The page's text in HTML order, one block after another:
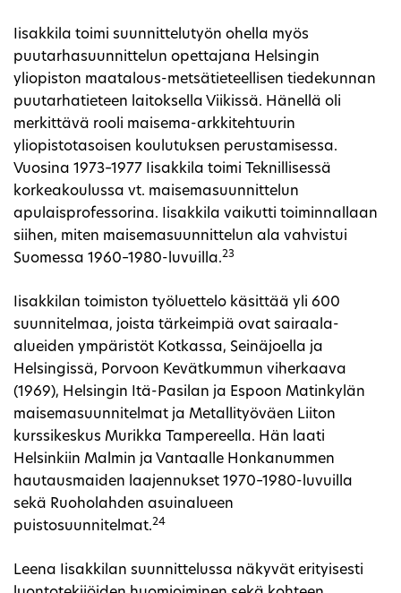
Iisakkila toimi suunnittelutyön ohella myös
puutarhasuunnittelun opettajana Helsingin
yliopiston maatalous-metsätieteellisen tiedekunnan
puutarhatieteen laitoksella Viikissä. Hänellä oli
merkittävä rooli maisema-arkkitehtuurin
yliopistotasoisen koulutuksen perustamisessa.
Vuosina 1973–1977 Iisakkila toimi Teknillisessä
korkeakoulussa vt. maisemasuunnittelun
apulaisprofessorina. Iisakkila vaikutti toiminnallaan
siihen, miten maisemasuunnittelun ala vahvistui
Suomessa 1960–1980-luvuilla.23
Iisakkilan toimiston työluettelo käsittää yli 600
suunnitelmaa, joista tärkeimpiä ovat sairaala-
alueiden ympäristöt Kotkassa, Seinäjoella ja
Helsingissä, Porvoon Kevätkummun viherkaava
(1969), Helsingin Itä-Pasilan ja Espoon Matinkylän
maisemasuunnitelmat ja Metallityöväen Liiton
kurssikeskus Murikka Tampereella. Hän laati
Helsinkiin Malmin ja Vantaalle Honkanummen
hautausmaiden laajennukset 1970–1980-luvuilla
sekä Ruoholahden asuinalueen
puistosuunnitelmat.24
Leena Iisakkilan suunnittelussa näkyvät erityisesti